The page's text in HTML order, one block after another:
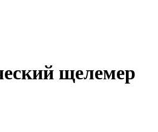
щелемер